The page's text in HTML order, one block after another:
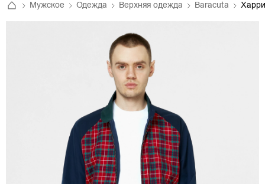
Мужское Одежда Верхняя одежда Baracuta